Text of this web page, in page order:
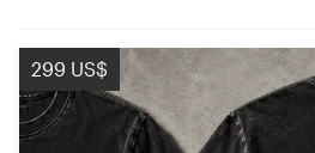
299 US$